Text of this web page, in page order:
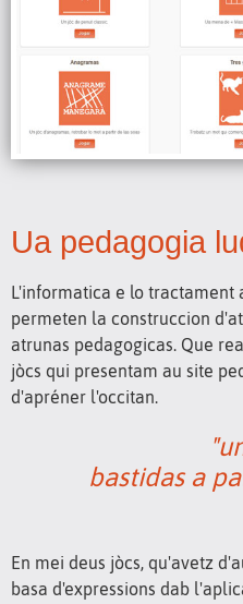
Ua pedagogia
L'informatica e lo tractament
permeten la construccion
atrunas pedagogicas. Que
jòcs qui presentam au site
d'apréner l'occitan.
bastidas a
En mei deus jòcs, qu'avetz
basa d'expressions dab